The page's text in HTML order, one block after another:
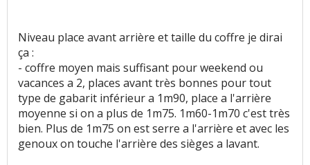
Niveau place avant arrière et taille du coffre je dirai
ça :
- coffre moyen mais suffisant pour weekend ou
vacances a 2, places avant très bonnes pour tout
type de gabarit inférieur a 1m90, place a l'arrière
moyenne si on a plus de 1m75. 1m60-1m70 c'est très
bien. Plus de 1m75 on est serre a l'arrière et avec les
genoux on touche l'arrière des sièges a lavant.